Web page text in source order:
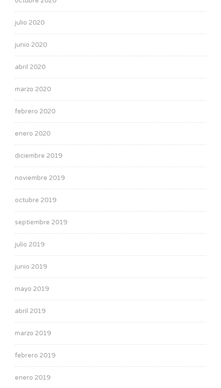
julio 2020
junio 2020
abril 2020
marzo 2020
febrero 2020
enero 2020
diciembre 2019
noviembre 2019
octubre 2019
septiembre 2019
julio 2019
junio 2019
mayo 2019
abril 2019
marzo 2019
febrero 2019
enero 2019